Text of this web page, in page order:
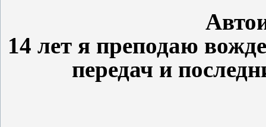
14 лет я преподаю
передач и